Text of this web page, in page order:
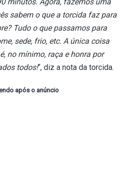
sabem o que a torcida faz para
Tudo o que passamos para
sede, frio, etc. A única coisa
no mínimo, raça e honra por
todos!“, diz a nota da torcida.
após o anúncio